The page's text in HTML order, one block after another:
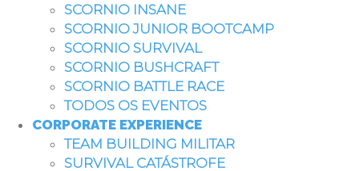
SCORNIO INSANE
SCORNIO JUNIOR BOOTCAMP
SCORNIO SURVIVAL
SCORNIO BUSHCRAFT
SCORNIO BATTLE RACE
TODOS OS EVENTOS
CORPORATE EXPERIENCE
TEAM BUILDING MILITAR
SURVIVAL CATÁSTROFE